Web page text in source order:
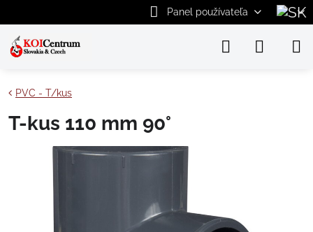
Panel používateľa
PVC - T/kus
T-kus 110 mm 90°